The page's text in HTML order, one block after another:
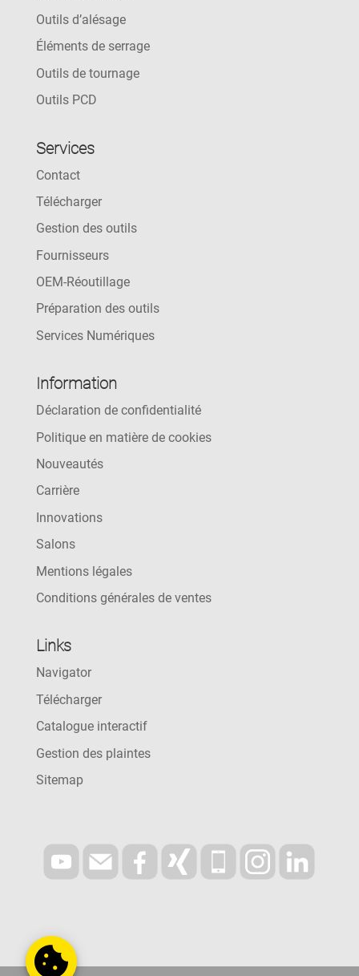
Outils d’alésage
Éléments de serrage
Outils de tournage
Outils PCD
Services
Contact
Télécharger
Gestion des outils
Fournisseurs
OEM-Réoutillage
Préparation des outils
Services Numériques
Information
Déclaration de confidentialité
Politique en matière de cookies
Nouveautés
Carrière
Innovations
Salons
Mentions légales
Conditions générales de ventes
Links
Navigator
Télécharger
Catalogue interactif
Gestion des plaintes
Sitemap